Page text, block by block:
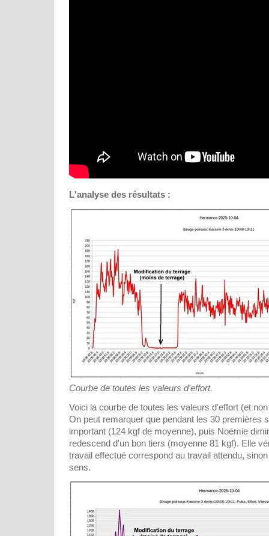
L'analyse des résultats :
Courbe de toutes les valeurs d'effort.
Voici la courbe de toutes les valeurs d'effort (et
On peut remarquer que pendant les 30 premières
important (124 kgf de moyenne), puis Noémie
redescend d'un bon tiers (moyenne 81 kgf). Elle
travail effectué correspond au travail attendu,
sens.